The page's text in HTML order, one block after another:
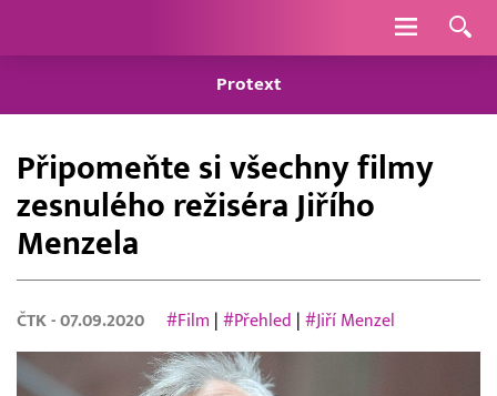
Navigace
Protext
Připomeňte si všechny filmy
zesnulého režiséra Jiřího
Menzela
ČTK - 07.09.2020 #Film |#Přehled |#Jiří Menzel